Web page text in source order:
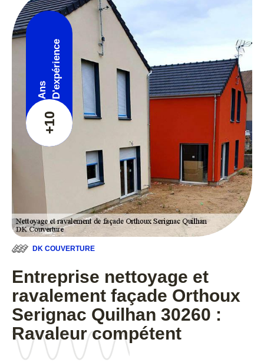
+10
Ans D'expérience
DK COUVERTURE
Entreprise nettoyage et
ravalement façade Orthoux
Serignac Quilhan 30260 :
Ravaleur compétent